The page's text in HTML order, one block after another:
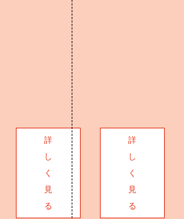
詳
し
く
見
る
詳
し
く
見
る